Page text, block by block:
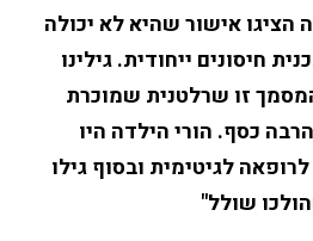
הציגו אישור שהיא לא יכולה
חיסונים ייחודית. גילינו
זו שרלטנית שמוכרת
כסף. הורי הילדה היו
לגיטימית ובסוף גילו
שולל"